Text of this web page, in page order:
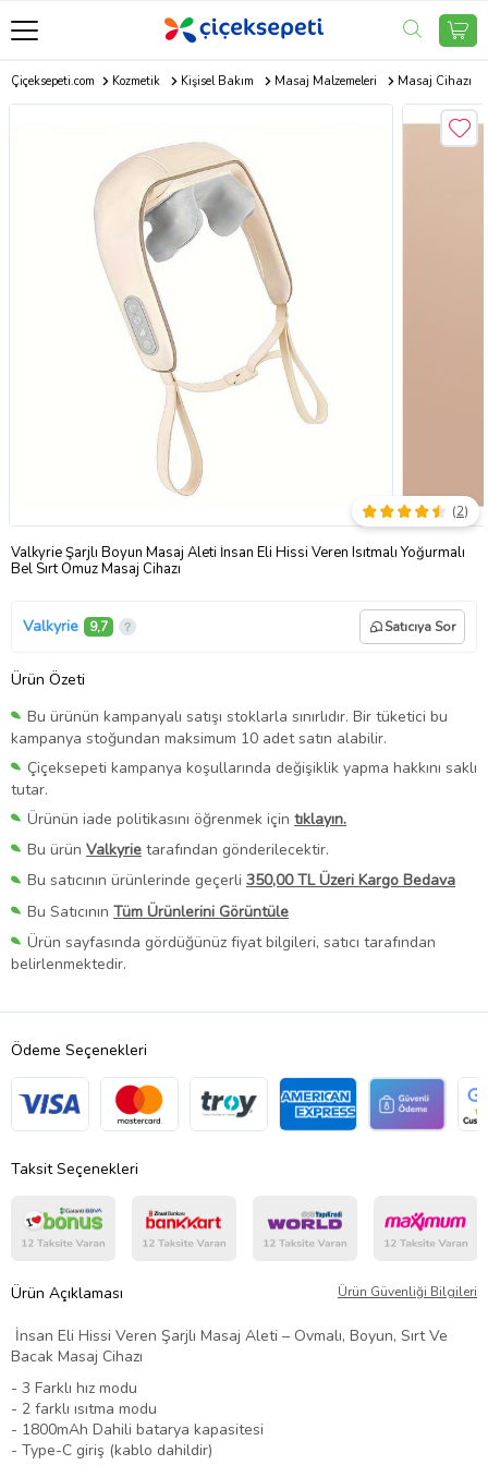
Çiçeksepeti.com Kozmetik Kişisel Bakım Masaj Malzemeleri Masaj Cihazı
Valkyrie Şarjlı Boyun Masaj Aleti İnsan Eli Hissi Veren Isıtmalı Yoğurmalı
Bel Sırt Omuz Masaj Cihazı
(2)
Valkyrie 9,7 Satıcıya Sor
Ürün Özeti
Bu ürünün kampanyalı satışı stoklarla sınırlıdır. Bir tüketici bu
kampanya stoğundan maksimum 10 adet satın alabilir.
Çiçeksepeti kampanya koşullarında değişiklik yapma hakkını saklı
tutar.
Ürünün iade politikasını öğrenmek için tıklayın.
Bu ürün Valkyrie tarafından gönderilecektir.
Bu satıcının ürünlerinde geçerli 350,00 TL Üzeri Kargo Bedava
Bu Satıcının Tüm Ürünlerini Görüntüle
Ürün sayfasında gördüğünüz fiyat bilgileri, satıcı tarafından
belirlenmektedir.
Ödeme Seçenekleri
Taksit Seçenekleri
Ürün Açıklaması Ürün Güvenliği Bilgileri
İnsan Eli Hissi Veren Şarjlı Masaj Aleti – Ovmalı, Boyun, Sırt Ve
Bacak Masaj Cihazı
- 3 Farklı hız modu
- 2 farklı ısıtma modu
- 1800mAh Dahili batarya kapasitesi
- Type-C giriş (kablo dahildir)